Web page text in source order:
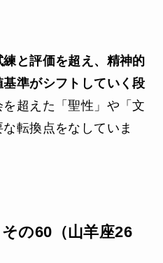
と評価を超え、精神的
準がシフトしていく段
超えた「聖性」や「文
転換点をなしていま
の60（山羊座26